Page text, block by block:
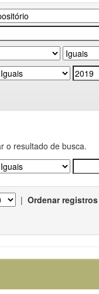
o resultado de busca.
| Ordenar